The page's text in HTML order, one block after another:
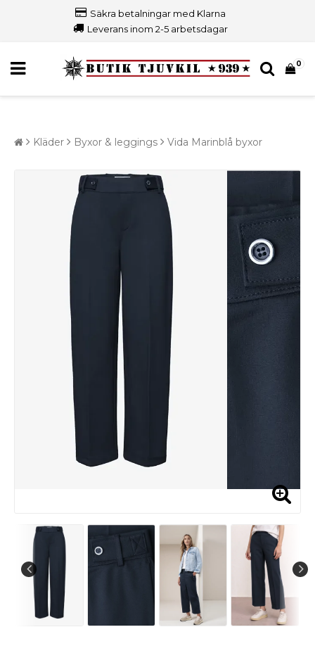
Säkra betalningar med Klarna
Leverans inom 2-5 arbetsdagar
0
Kläder Byxor & leggings Vida Marinblå byxor